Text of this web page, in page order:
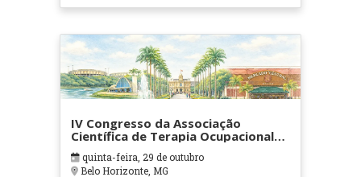
IV Congresso da Associação
Científica de Terapia Ocupacional
em Contextos Hospitalares e
Cuidados Paliativos - ATOHOSP
quinta-feira, 29 de outubro
Belo Horizonte, MG